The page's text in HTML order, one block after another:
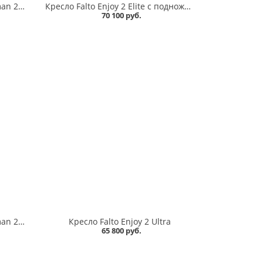
Игровое кресло Falto Ergohuman 2 Ultra Game Кресло Falto Enjoy 2 Elite с подножкой
70 100 руб.
Игровое кресло Falto Ergohuman 2 Ultra Game с подножкой Кресло Falto Enjoy 2 Ultra
65 800 руб.